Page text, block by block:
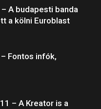
A budapesti banda
a kölni Euroblast
Fontos infók,
– A Kreator is a